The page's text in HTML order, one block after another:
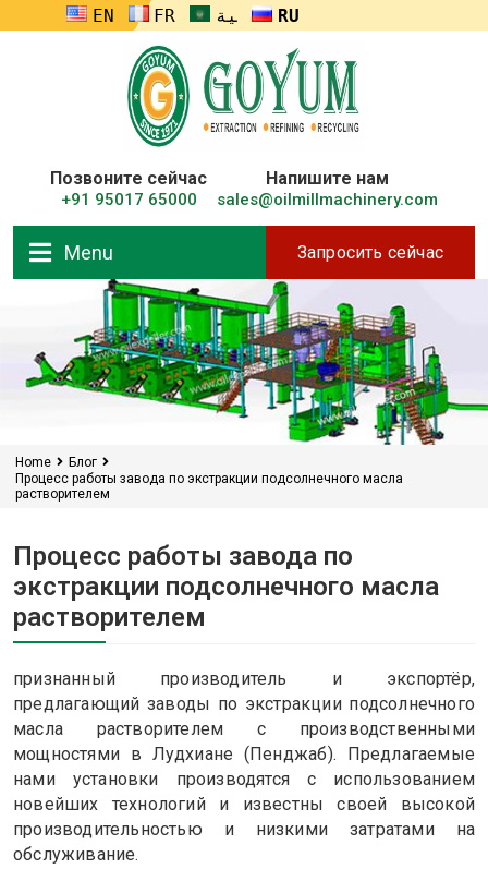
ENGLISHFRANÇAISالعربيةRUSSIA
Позвоните сейчас
+91 95017 65000
Напишите нам
sales@oilmillmachinery.com
Menu Запросить сейчас
Home
Блог
Процесс работы завода по экстракции подсолнечного масла
растворителем
Процесс работы завода по
экстракции подсолнечного масла
растворителем
признанный производитель и экспортёр,
предлагающий заводы по экстракции подсолнечного
масла растворителем с производственными
мощностями в Лудхиане (Пенджаб). Предлагаемые
нами установки производятся с использованием
новейших технологий и известны своей высокой
производительностью и низкими затратами на
обслуживание.